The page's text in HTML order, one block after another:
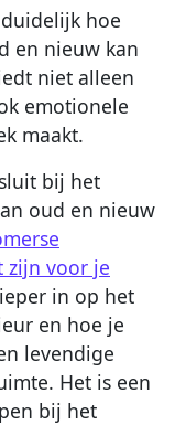
hoe
en nieuw kan
niet alleen
emotionele
maakt.
bij het
oud en nieuw
zijn voor je
in op het
en hoe je
levendige
Het is een
bij het